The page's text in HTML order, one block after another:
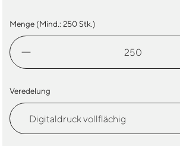
Menge (Mind.: 250Stk.)
Turnbeutel
Nano
Veredelung